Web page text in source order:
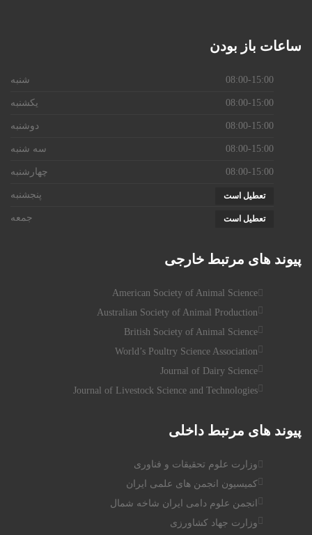
ساعات باز بودن
شنبه 08:00-15:00
یکشنبه 08:00-15:00
دوشنبه 08:00-15:00
سه شنبه 08:00-15:00
چهارشنبه 08:00-15:00
پنجشنبه تعطیل است
جمعه تعطیل است
پیوند های مرتبط خارجی
American Society of Animal Science
Australian Society of Animal Production
British Society of Animal Science
World’s Poultry Science Association
Journal of Dairy Science
Journal of Livestock Science and Technologies
پیوند های مرتبط داخلی
وزارت علوم تحقیقات و فناوری
کمیسیون انجمن های علمی ایران
انجمن علوم دامی ایران شاخه شمال
وزارت جهاد کشاورزی